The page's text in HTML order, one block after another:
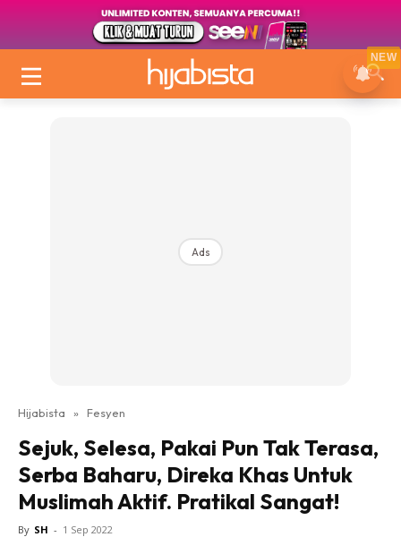
Ads
Hijabista » Fesyen
Sejuk, Selesa, Pakai Pun Tak Terasa,
Serba Baharu, Direka Khas Untuk
Muslimah Aktif. Pratikal Sangat!
By SH - 1 Sep 2022
NEW